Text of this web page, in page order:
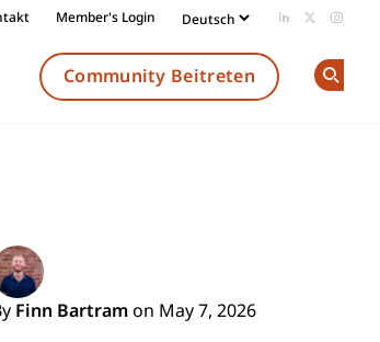
Member's Login Add us on
Follow
Community Beitreten
Finn Bartram on May 7, 2026